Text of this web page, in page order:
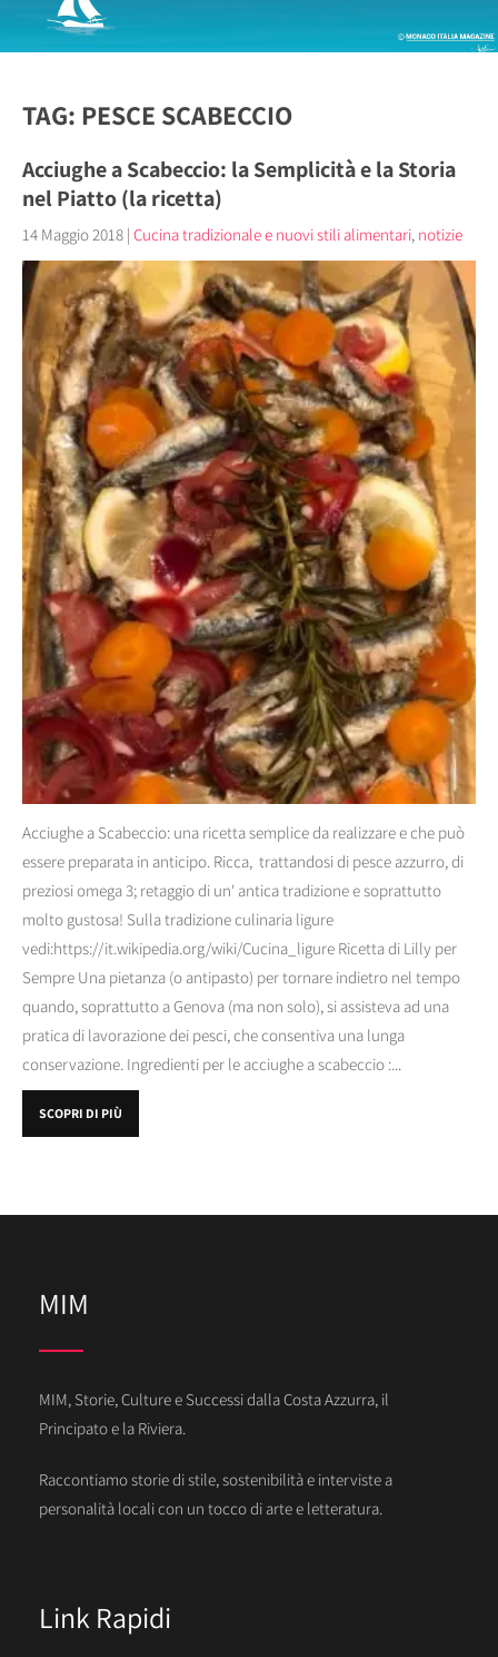
TAG: PESCE SCABECCIO
Acciughe a Scabeccio: la Semplicità e la Storia
nel Piatto (la ricetta)
14 Maggio 2018 | Cucina tradizionale e nuovi stili alimentari, notizie
Acciughe a Scabeccio: una ricetta semplice da realizzare e che può
essere preparata in anticipo. Ricca, trattandosi di pesce azzurro, di
preziosi omega 3; retaggio di un' antica tradizione e soprattutto
molto gustosa! Sulla tradizione culinaria ligure
vedi:https://it.wikipedia.org/wiki/Cucina_ligure Ricetta di Lilly per
Sempre Una pietanza (o antipasto) per tornare indietro nel tempo
quando, soprattutto a Genova (ma non solo), si assisteva ad una
pratica di lavorazione dei pesci, che consentiva una lunga
conservazione. Ingredienti per le acciughe a scabeccio :...
SCOPRI DI PIÙ
MIM
MIM, Storie, Culture e Successi dalla Costa Azzurra, il
Principato e la Riviera.
Raccontiamo storie di stile, sostenibilità e interviste a
personalità locali con un tocco di arte e letteratura.
Link Rapidi